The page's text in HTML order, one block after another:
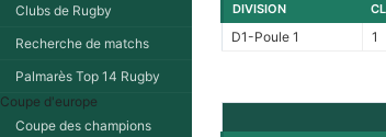
Clubs de Rugby
Recherche de matchs
Palmarès Top 14 Rugby
Coupe d'europe
Coupe des champions
DIVISION
D1-Poule 1 1